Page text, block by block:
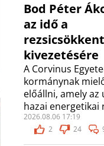
Bod Péter
az idő a
kivezetésére
A Corvinus
kormánynak
előállni, amely az
hazai energetikai
2026.08.06 17:19
2
24